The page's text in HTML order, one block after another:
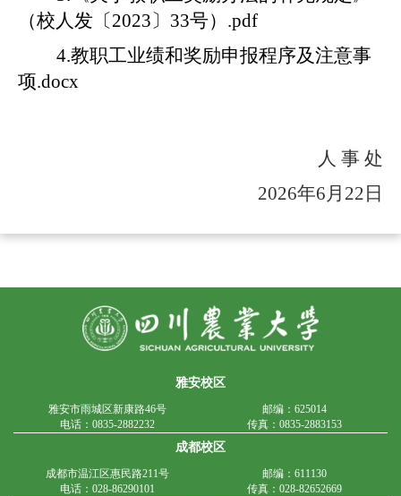
（校人发〔2023〕33号）.pdf
4.教职工业绩和奖励申报程序及注意事
项.docx
人 事 处
2026年6月 22 日
雅安校区
雅安市雨城区新康路46号
邮编：625014
电话：0835-2882232
传真：0835-2883153
成都校区
成都市温江区惠民路211号
邮编：611130
电话：028-86290101
传真：028-82652669